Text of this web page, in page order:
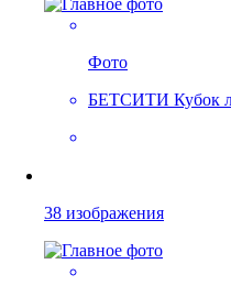
Фото
БЕТСИТИ Кубок
38 изображения